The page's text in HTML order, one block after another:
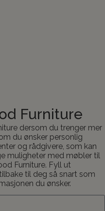
Furniture
dersom du trenger mer
du ønsker personlig
og rådgivere, som kan
muligheter med møbler til
Furniture. Fyll ut
til deg så snart som
du ønsker.